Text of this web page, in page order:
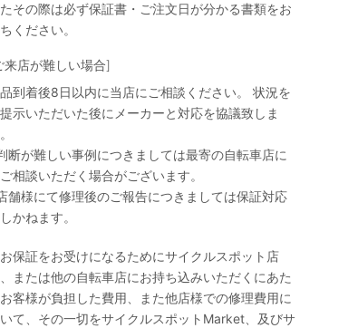
たその際は必ず保証書・ご注文日が分かる書類をお
ください。
来店が難しい場合]
到着後8日以内に当店にご相談ください。 状況を
示いただいた後にメーカーと対応を協議致しま
断が難しい事例につきましては最寄の自転車店に
相談いただく場合がございます。
舗様にて修理後のご報告につきましては保証対応
かねます。
保証をお受けになるためにサイクルスポット店
または他の自転車店にお持ち込みいただくにあた
お客様が負担した費用、また他店様での修理費用に
て、その一切をサイクルスポットMarket、及びサ